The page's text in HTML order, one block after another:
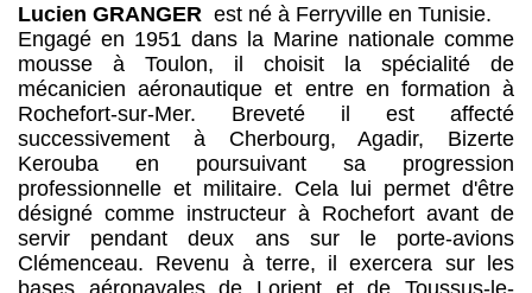
Lucien GRANGER est né à Ferryville en Tunisie.
Engagé en 1951 dans la Marine nationale comme
mousse à Toulon, il choisit la spécialité de
mécanicien aéronautique et entre en formation à
Rochefort-sur-Mer. Breveté il est affecté
successivement à Cherbourg, Agadir, Bizerte
Kerouba en poursuivant sa progression
professionnelle et militaire. Cela lui permet d'être
désigné comme instructeur à Rochefort avant de
servir pendant deux ans sur le porte-avions
Clémenceau. Revenu à terre, il exercera sur les
bases aéronavales de Lorient et de Toussus-le-